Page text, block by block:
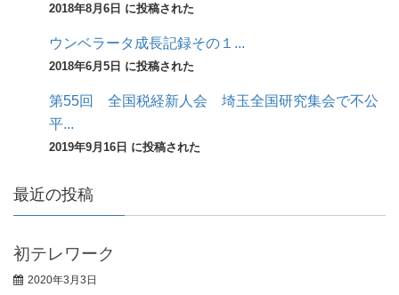
2018年8月6日 に投稿された
ウンベラータ成長記録その１...
2018年6月5日 に投稿された
第55回 全国税経新人会 埼玉全国研究集会で不公
平...
2019年9月16日 に投稿された
最近の投稿
初テレワーク
2020年3月3日